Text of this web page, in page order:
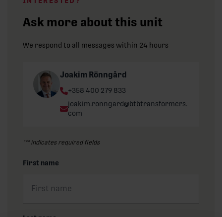
Ask more about this unit
We respond to all messages within 24 hours
Joakim Rönngård
Phone:
+358 400 279 833
Email:
joakim.ronngard@btbtransformers.
com
"*" indicates required fields
First name